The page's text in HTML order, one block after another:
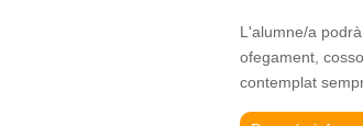
L'alumne/a
ofegament,
contemplat